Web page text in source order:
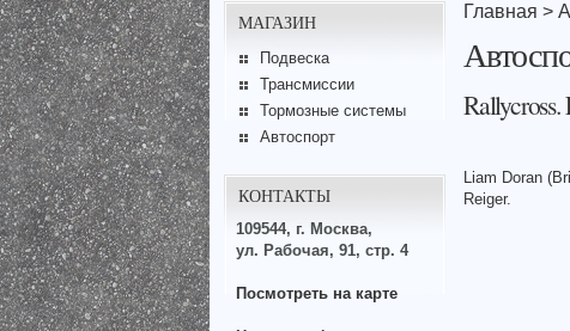
МАГАЗИН
Подвеска
Трансмиссии
Тормозные системы
Автоспорт
КОНТАКТЫ
109544, г. Москва,
ул. Рабочая, 91, стр. 4
Посмотреть на карте
Главная >
Liam Doran
Reiger.